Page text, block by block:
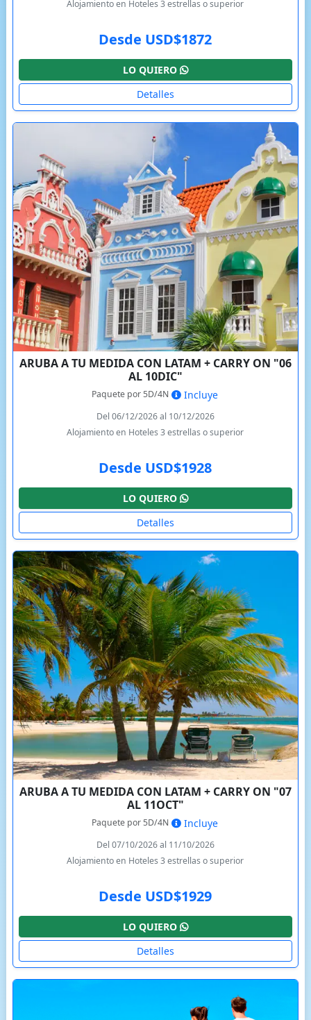
Alojamiento en Hoteles 3 estrellas o superior
Desde USD$1872
LO QUIERO
Detalles
ARUBA A TU MEDIDA CON LATAM + CARRY ON "06
AL 10DIC"
Paquete por 5D/4N Incluye
Del 06/12/2026 al 10/12/2026
Alojamiento en Hoteles 3 estrellas o superior
Desde USD$1928
LO QUIERO
Detalles
ARUBA A TU MEDIDA CON LATAM + CARRY ON "07
AL 11OCT"
Paquete por 5D/4N Incluye
Del 07/10/2026 al 11/10/2026
Alojamiento en Hoteles 3 estrellas o superior
Desde USD$1929
LO QUIERO
Detalles